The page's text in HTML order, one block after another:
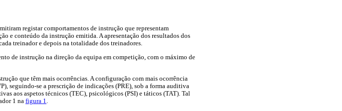
registar comportamentos de instrução que representam
e conteúdo da instrução emitida. A apresentação dos resultados dos
treinador e depois na totalidade dos treinadores.
de instrução na direção da equipa em competição, com o máximo de
que têm mais ocorrências. A configuração com mais ocorrência
seguindo-se a prescrição de indicações (PRE), sob a forma auditiva
aos aspetos técnicos (TEC), psicológicos (PSI) e táticos (TAT). Tal
1 na figura 1